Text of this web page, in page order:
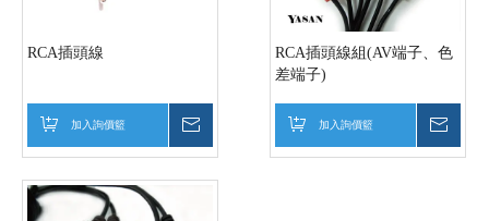
RCA插頭線
加入詢價籃
RCA插頭線組(AV端子、色
差端子)
加入詢價籃